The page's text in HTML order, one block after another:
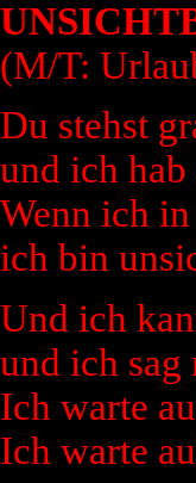
(M/T:
Du stehst
und ich
Wenn ich
ich bin
Und ich
und ich
Ich warte
Ich warte